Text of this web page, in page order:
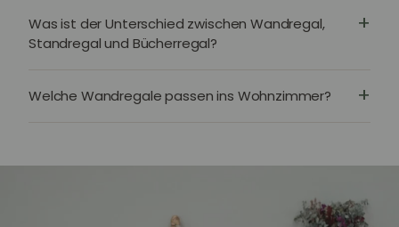
Was ist der Unterschied zwischen Wandregal,
Standregal und Bücherregal?
Welche Wandregale passen ins Wohnzimmer?